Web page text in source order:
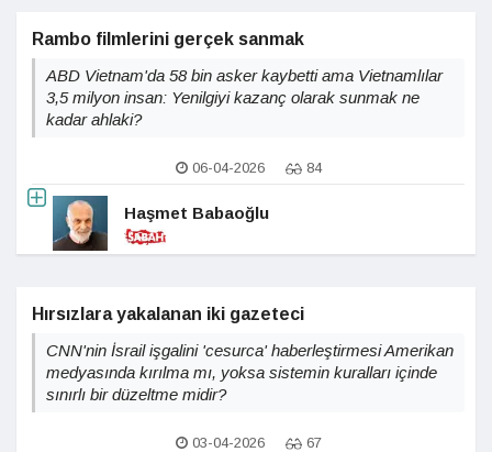
Rambo filmlerini gerçek sanmak
ABD Vietnam'da 58 bin asker kaybetti ama Vietnamlılar
3,5 milyon insan: Yenilgiyi kazanç olarak sunmak ne
kadar ahlaki?
06-04-2026 84
Haşmet Babaoğlu
Hırsızlara yakalanan iki gazeteci
CNN'nin İsrail işgalini 'cesurca' haberleştirmesi Amerikan
medyasında kırılma mı, yoksa sistemin kuralları içinde
sınırlı bir düzeltme midir?
03-04-2026 67